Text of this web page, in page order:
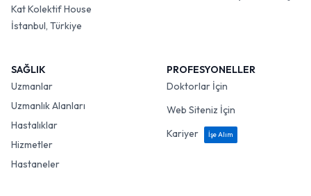
Kat Kolektif House
İstanbul, Türkiye
SAĞLIK
Uzmanlar
Uzmanlık Alanları
Hastalıklar
Hizmetler
Hastaneler
PROFESYONELLER
Doktorlar İçin
Web Siteniz İçin
Kariyer
İşe Alım